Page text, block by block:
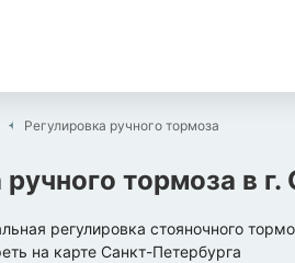
Регулировка ручного тормоза
ручного тормоза в г.
регулировка стояночного
на карте Санкт-Петербурга